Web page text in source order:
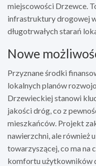
miejscowości Drzewce.
infrastruktury drogowej
długotrwałych starań
Nowe
Przyznane środki
lokalnych planów
Drzewieckiej stanowi
jakości dróg, co z
mieszkańców. Projekt
nawierzchni, ale również
towarzyszącej, co ma na
komfortu użytkowników